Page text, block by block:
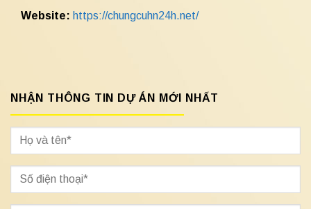
Website: https://chungcuhn24h.net/
NHẬN THÔNG TIN DỰ ÁN MỚI NHẤT